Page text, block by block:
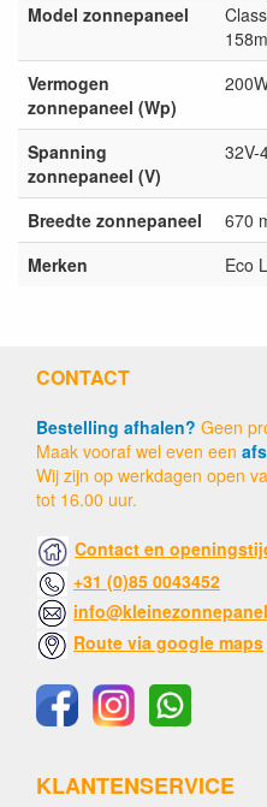
Model zonnepaneel
Vermogen
zonnepaneel (Wp)
Spanning
zonnepaneel (V)
32V-
Breedte zonnepaneel
670
Merken
Eco
CONTACT
Bestelling afhalen? Geen
Maak vooraf wel even een
Wij zijn op werkdagen open
tot 16.00 uur.
Contact en
+31 (0)85 0043452
Route via google maps
KLANTENSERVICE